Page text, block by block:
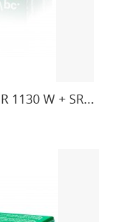
1130 W + SR...